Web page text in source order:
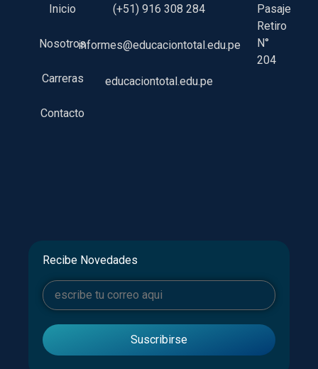
Inicio
Nosotros
Carreras
Contacto
(+51) 916 308 284
informes@educaciontotal.edu.pe
educaciontotal.edu.pe
Pasaje
Retiro
N°
204
Recibe Novedades